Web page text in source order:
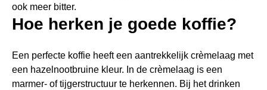
ook meer bitter.
Hoe herken je goede koffie?
Een perfecte koffie heeft een aantrekkelijk crèmelaag met
een hazelnootbruine kleur. In de crèmelaag is een
marmer- of tijgerstructuur te herkennen. Bij het drinken